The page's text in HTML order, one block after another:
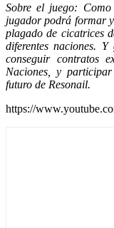
Sobre el juego:
jugador podrá formar
plagado de cicatrices
diferentes naciones.
conseguir contratos
Naciones, y
futuro de Resonail.
https://